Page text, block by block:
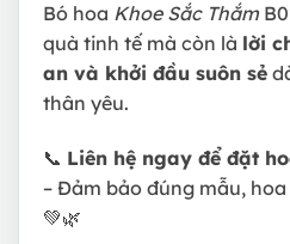
Bó hoa Khoe Sắc Thắm
quà tinh tế mà còn là lời
an và khởi đầu suôn sẻ
thân yêu.
📞 Liên hệ ngay để đặt
– Đảm bảo đúng mẫu,
💚🌿